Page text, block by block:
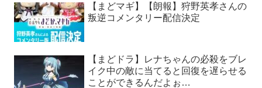
【まどマギ】【朗報】狩野英孝さんの
叛逆コメンタリー配信決定
【まどドラ】レナちゃんの必殺をブレ
イク中の敵に当てると回復を遅らせる
ことができるんだよぉ…